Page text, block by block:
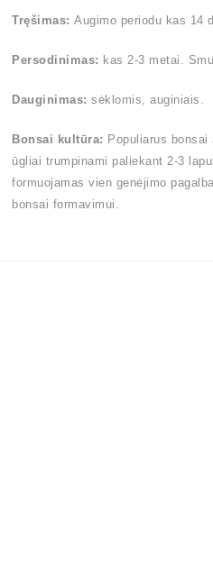
Tręšimas: Augimo periodu kas 14
Persodinimas: kas 2-3 metai.
Dauginimas: sėklomis, auginiais.
Bonsai kultūra: Populiarus
ūgliai trumpinami paliekant 2-3
formuojamas vien genėjimo
bonsai formavimui.